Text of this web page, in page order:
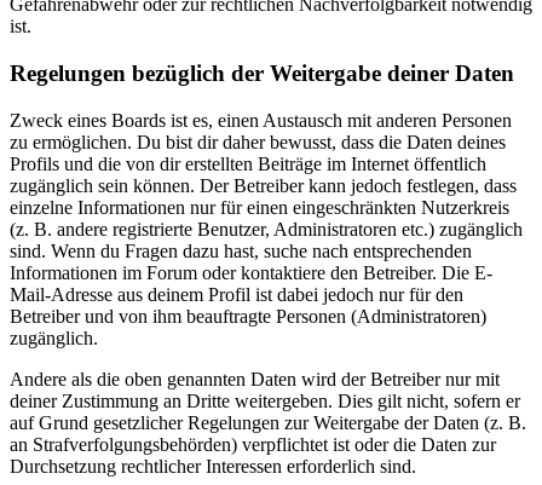
Gefahrenabwehr oder zur rechtlichen Nachverfolgbarkeit notwendig
ist.
Regelungen bezüglich der Weitergabe deiner Daten
Zweck eines Boards ist es, einen Austausch mit anderen Personen
zu ermöglichen. Du bist dir daher bewusst, dass die Daten deines
Profils und die von dir erstellten Beiträge im Internet öffentlich
zugänglich sein können. Der Betreiber kann jedoch festlegen, dass
einzelne Informationen nur für einen eingeschränkten Nutzerkreis
(z. B. andere registrierte Benutzer, Administratoren etc.) zugänglich
sind. Wenn du Fragen dazu hast, suche nach entsprechenden
Informationen im Forum oder kontaktiere den Betreiber. Die E-
Mail-Adresse aus deinem Profil ist dabei jedoch nur für den
Betreiber und von ihm beauftragte Personen (Administratoren)
zugänglich.
Andere als die oben genannten Daten wird der Betreiber nur mit
deiner Zustimmung an Dritte weitergeben. Dies gilt nicht, sofern er
auf Grund gesetzlicher Regelungen zur Weitergabe der Daten (z. B.
an Strafverfolgungsbehörden) verpflichtet ist oder die Daten zur
Durchsetzung rechtlicher Interessen erforderlich sind.